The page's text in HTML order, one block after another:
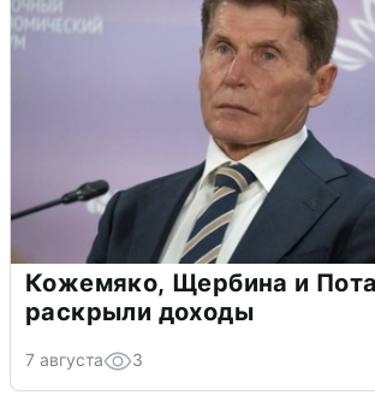
Кожемяко, Щербина и
раскрыли доходы
7 августа 3